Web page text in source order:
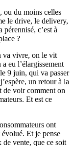
ou du moins celles
le drive, le delivery,
c’est à
?
va vivre, on le vit
eu l’élargissement
9 juin, qui va passer
un retour à la
de voir comment on
Et est ce
ont
Et je pense
de vente, que ce soit